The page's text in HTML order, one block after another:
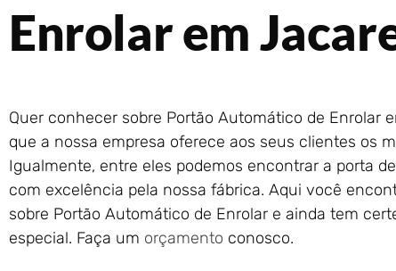
Enrolar em
Quer conhecer sobre Portão Automático de Enrolar
que a nossa empresa oferece aos seus clientes os
Igualmente, entre eles podemos encontrar a porta
com excelência pela nossa fábrica. Aqui você
sobre Portão Automático de Enrolar e ainda tem
especial. Faça um orçamento conosco.